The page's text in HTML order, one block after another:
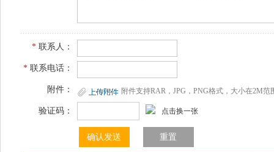
* 联系人：
* 联系电话：
附件： 附件支持RAR，JPG，PNG格式，大小在2M范
验证码： 点击换一张